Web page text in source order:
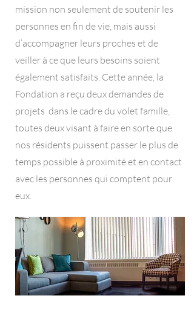
mission non seulement de soutenir les
personnes en fin de vie, mais aussi
d’accompagner leurs proches et de
veiller à ce que leurs besoins soient
également satisfaits. Cette année, la
Fondation a reçu deux demandes de
projets dans le cadre du volet famille,
toutes deux visant à faire en sorte que
nos résidents puissent passer le plus de
temps possible à proximité et en contact
avec les personnes qui comptent pour
eux.